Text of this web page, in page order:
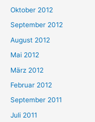
Oktober 2012
September 2012
August 2012
Mai 2012
März 2012
Februar 2012
September 2011
Juli 2011